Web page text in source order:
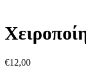
€12,00